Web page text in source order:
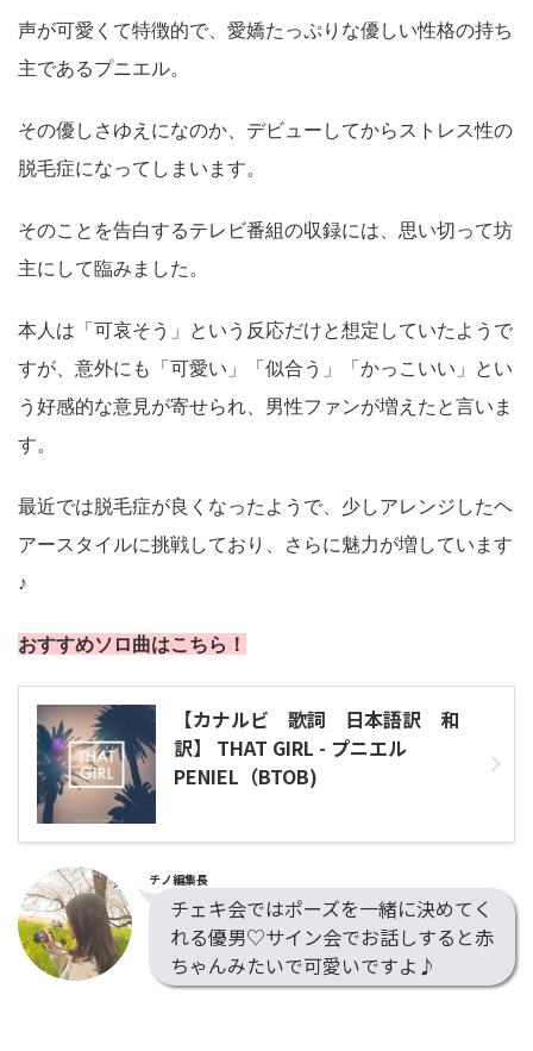
声が可愛くて特徴的で、愛嬌たっぷりな優しい性格の持ち
主であるプニエル。
その優しさゆえになのか、デビューしてからストレス性の
脱毛症になってしまいます。
そのことを告白するテレビ番組の収録には、思い切って坊
主にして臨みました。
本人は「可哀そう」という反応だけと想定していたようで
すが、意外にも「可愛い」「似合う」「かっこいい」とい
う好感的な意見が寄せられ、男性ファンが増えたと言いま
す。
最近では脱毛症が良くなったようで、少しアレンジしたヘ
アースタイルに挑戦しており、さらに魅力が増しています
♪
おすすめソロ曲はこちら！
【カナルビ 歌詞 日本語訳 和
訳】 THAT GIRL - プニエル
PENIEL（BTOB)
チノ編集長
チェキ会ではポーズを一緒に決めてく
れる優男♡サイン会でお話しすると赤
ちゃんみたいで可愛いですよ♪